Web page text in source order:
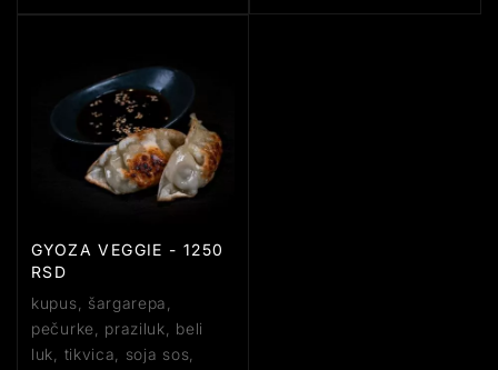
GYOZA VEGGIE - 1250
RSD
kupus, šargarepa,
pečurke, praziluk, beli
luk, tikvica, soja sos,